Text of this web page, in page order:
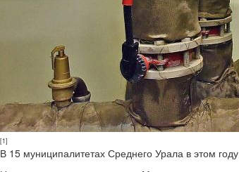
[1]
В 15 муниципалитетах Среднего Урала в этом